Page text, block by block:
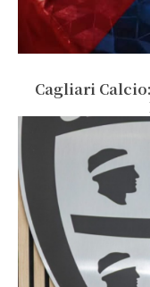
Cagliari